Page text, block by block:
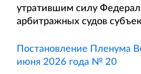
утратившим силу
арбитражных судов
Постановление Пленума
июня 2026 года № 20